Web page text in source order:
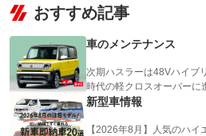
おすすめ記事
車のメンテナンス
次期ハスラーは48Vハイブ
時代の軽クロスオーバーに
新型車情報
【2026年8月】人気のハ